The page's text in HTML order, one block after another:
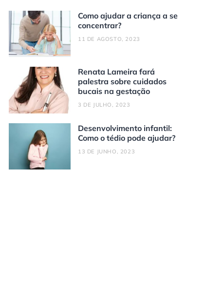
Como ajudar a criança a se
concentrar?
11 DE AGOSTO, 2023
Renata Lameira fará
palestra sobre cuidados
bucais na gestação
3 DE JULHO, 2023
Desenvolvimento infantil:
Como o tédio pode ajudar?
13 DE JUNHO, 2023